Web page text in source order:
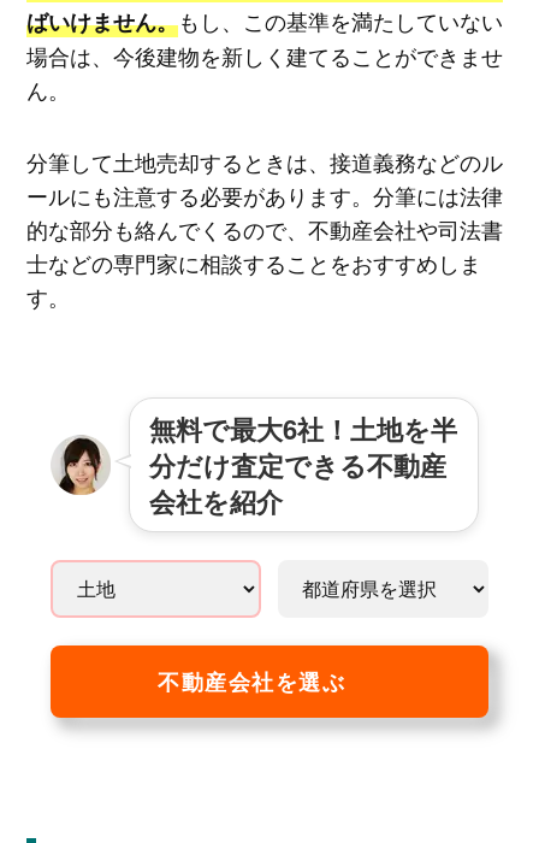
ばいけません。もし、この基準を満たしていない
場合は、今後建物を新しく建てることができませ
ん。
分筆して土地売却するときは、接道義務などのル
ールにも注意する必要があります。分筆には法律
的な部分も絡んでくるので、不動産会社や司法書
士などの専門家に相談することをおすすめしま
す。
無料で最大6社！土地を半
分だけ査定できる不動産
会社を紹介
不動産会社を選ぶ